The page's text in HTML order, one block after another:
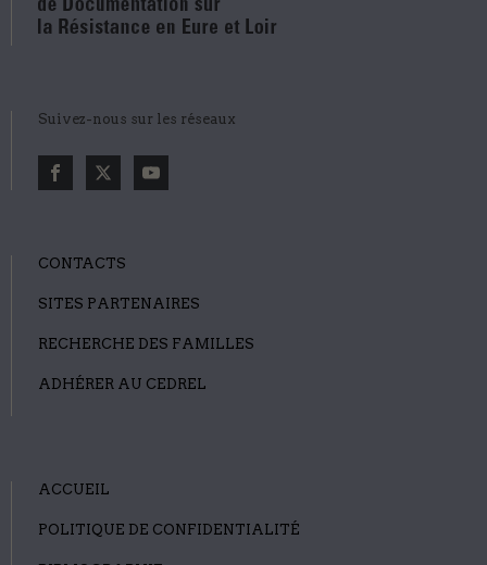
Suivez-nous sur les réseaux
CONTACTS
SITES PARTENAIRES
RECHERCHE DES FAMILLES
ADHÉRER AU CEDREL
ACCUEIL
POLITIQUE DE CONFIDENTIALITÉ